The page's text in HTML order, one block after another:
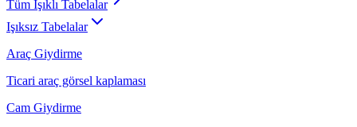
Tüm Işıklı Tabelalar
Işıksız Tabelalar
Araç Giydirme
Ticari araç görsel kaplaması
Cam Giydirme